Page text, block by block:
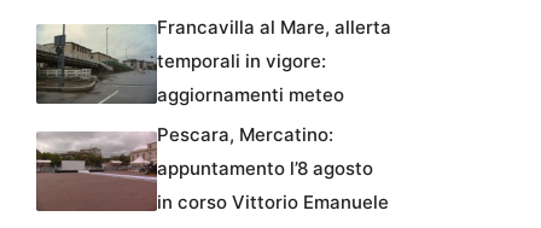
Francavilla al Mare, allerta
temporali in vigore:
aggiornamenti meteo
Pescara, Mercatino:
appuntamento l’8 agosto
in corso Vittorio Emanuele